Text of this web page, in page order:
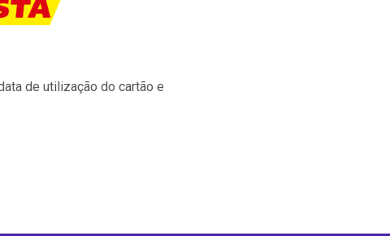
de utilização do cartão e